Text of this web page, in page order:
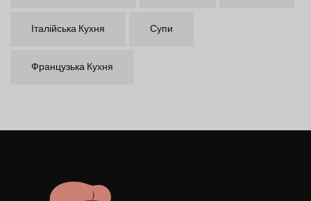
Італійська Кухня Супи
Французька Кухня